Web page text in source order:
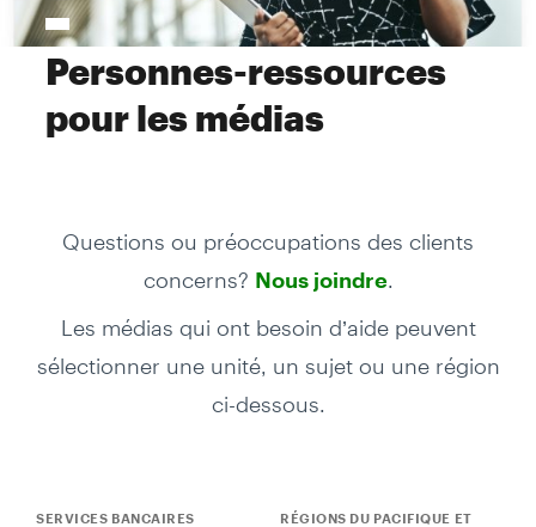
Personnes-ressources
pour les médias
Questions ou préoccupations des clients
concerns? Nous joindre.
Les médias qui ont besoin d’aide peuvent
sélectionner une unité, un sujet ou une région
ci-dessous.
SERVICES BANCAIRES
RÉGIONS DU PACIFIQUE ET